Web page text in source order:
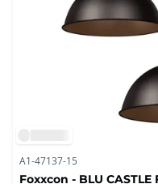
A1-47137-15
Foxxcon - BLU